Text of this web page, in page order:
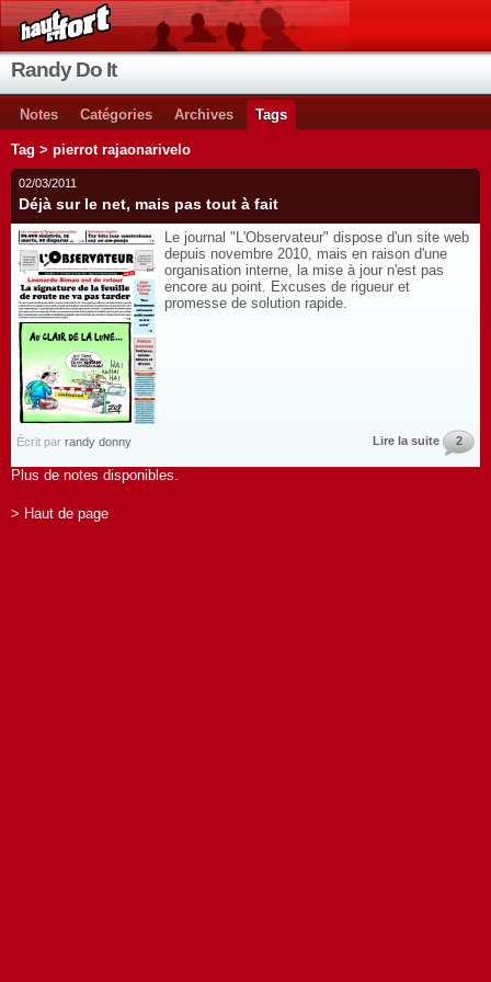
Randy Do It
Notes Catégories Archives Tags
Tag > pierrot rajaonarivelo
02/03/2011
Déjà sur le net, mais pas tout à fait
Le journal "L'Observateur" dispose d'un site web
depuis novembre 2010, mais en raison d'une
organisation interne, la mise à jour n'est pas
encore au point. Excuses de rigueur et
promesse de solution rapide.
Écrit par randy donny Lire la suite 2
Plus de notes disponibles.
> Haut de page